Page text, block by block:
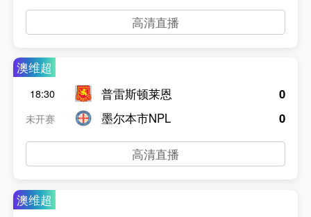
高清直播
澳维超
18:30
未开赛
普雷斯顿莱恩
墨尔本市NPL
0
0
高清直播
澳维超